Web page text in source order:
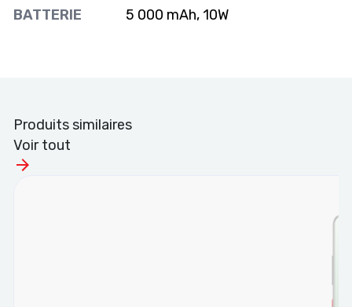
BATTERIE 5 000 mAh, 10W
Produits similaires
Voir tout